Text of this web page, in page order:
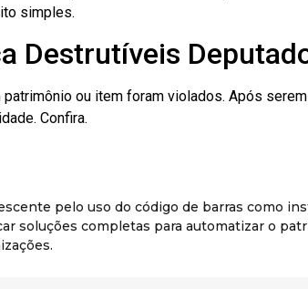
simples.
Destrutíveis
ou item foram violados. Após
Confira.
pelo uso do código de barras como
soluções completas para automatizar o